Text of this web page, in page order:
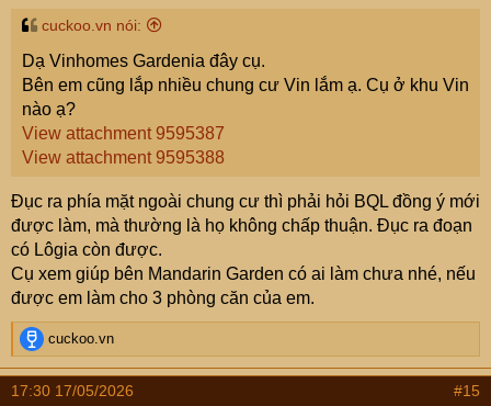
cuckoo.vn nói:
Dạ Vinhomes Gardenia đây cụ.
Bên em cũng lắp nhiều chung cư Vin lắm ạ. Cụ ở khu Vin
nào ạ?
View attachment 9595387
View attachment 9595388
Đục ra phía mặt ngoài chung cư thì phải hỏi BQL đồng ý mới
được làm, mà thường là họ không chấp thuận. Đục ra đoạn
có Lôgia còn được.
Cụ xem giúp bên Mandarin Garden có ai làm chưa nhé, nếu
được em làm cho 3 phòng căn của em.
R
e
a
c
cuckoo.vn
17:30 17/05/2026 #15